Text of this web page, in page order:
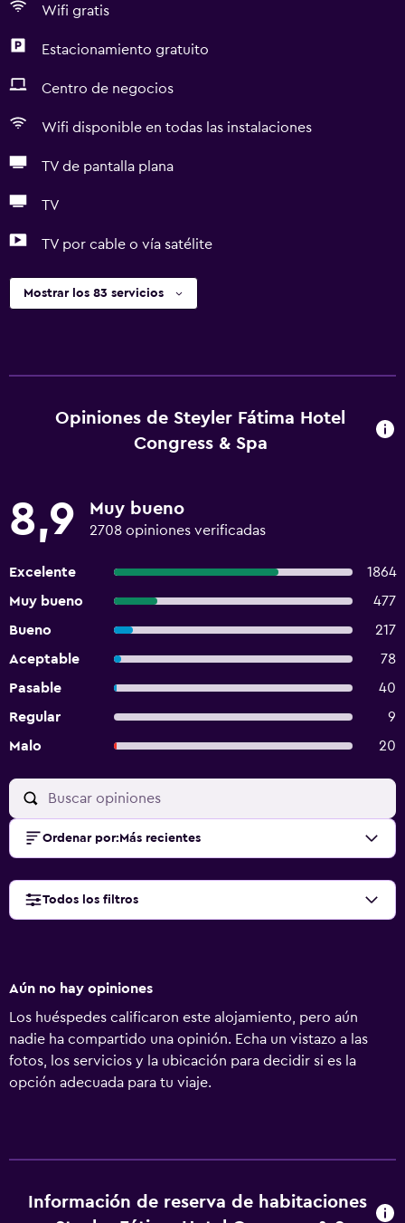
Wifi gratis
Estacionamiento gratuito
Centro de negocios
Wifi disponible en todas las instalaciones
TV de pantalla plana
TV
TV por cable o vía satélite
Mostrar los 83 servicios
Opiniones de Steyler Fátima Hotel
Congress & Spa
8,9 Muy bueno
2708 opiniones verificadas
Excelente
1864
Muy bueno
477
Bueno
217
Aceptable
78
Pasable
40
Regular
9
Malo
20
Ordenar por: Más recientes
Todos los filtros
Aún no hay opiniones
Los huéspedes calificaron este alojamiento, pero aún
nadie ha compartido una opinión. Echa un vistazo a las
fotos, los servicios y la ubicación para decidir si es la
opción adecuada para tu viaje.
Información de reserva de habitaciones